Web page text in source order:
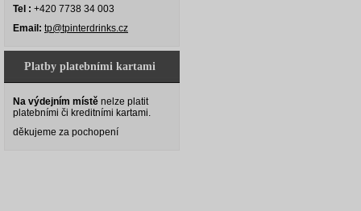
Tel : +420 7738 34 003
Email: tp@tpinterdrinks.cz
Platby platebními kartami
Na výdejním místě nelze platit
platebními či kreditními kartami.
děkujeme za pochopení